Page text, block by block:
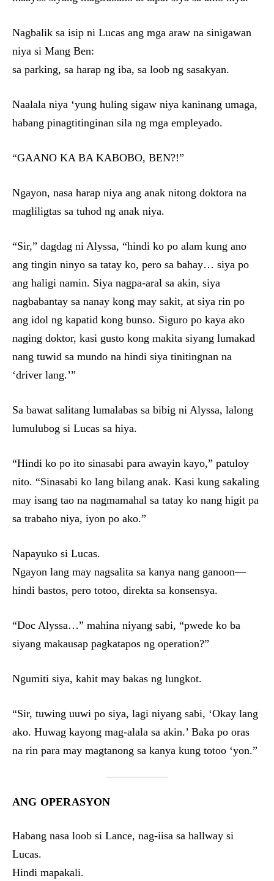
Nagbalik sa isip ni Lucas ang mga araw na sinigawan
niya si Mang Ben:
sa parking, sa harap ng iba, sa loob ng sasakyan.
Naalala niya ‘yung huling sigaw niya kaninang umaga,
habang pinagtitinginan sila ng mga empleyado.
“GAANO KA BA KABOBO, BEN?!”
Ngayon, nasa harap niya ang anak nitong doktora na
magliligtas sa tuhod ng anak niya.
“Sir,” dagdag ni Alyssa, “hindi ko po alam kung ano
ang tingin ninyo sa tatay ko, pero sa bahay… siya po
ang haligi namin. Siya nagpa-aral sa akin, siya
nagbabantay sa nanay kong may sakit, at siya rin po
ang idol ng kapatid kong bunso. Siguro po kaya ako
naging doktor, kasi gusto kong makita siyang lumakad
nang tuwid sa mundo na hindi siya tinitingnan na
‘driver lang.’”
Sa bawat salitang lumalabas sa bibig ni Alyssa, lalong
lumulubog si Lucas sa hiya.
“Hindi ko po ito sinasabi para awayin kayo,” patuloy
nito. “Sinasabi ko lang bilang anak. Kasi kung sakaling
may isang tao na nagmamahal sa tatay ko nang higit pa
sa trabaho niya, iyon po ako.”
Napayuko si Lucas.
Ngayon lang may nagsalita sa kanya nang ganoon—
hindi bastos, pero totoo, direkta sa konsensya.
“Doc Alyssa…” mahina niyang sabi, “pwede ko ba
siyang makausap pagkatapos ng operation?”
Ngumiti siya, kahit may bakas ng lungkot.
“Sir, tuwing uuwi po siya, lagi niyang sabi, ‘Okay lang
ako. Huwag kayong mag-alala sa akin.’ Baka po oras
na rin para may magtanong sa kanya kung totoo ‘yon.”
ANG OPERASYON
Habang nasa loob si Lance, nag-iisa sa hallway si
Lucas.
Hindi mapakali.